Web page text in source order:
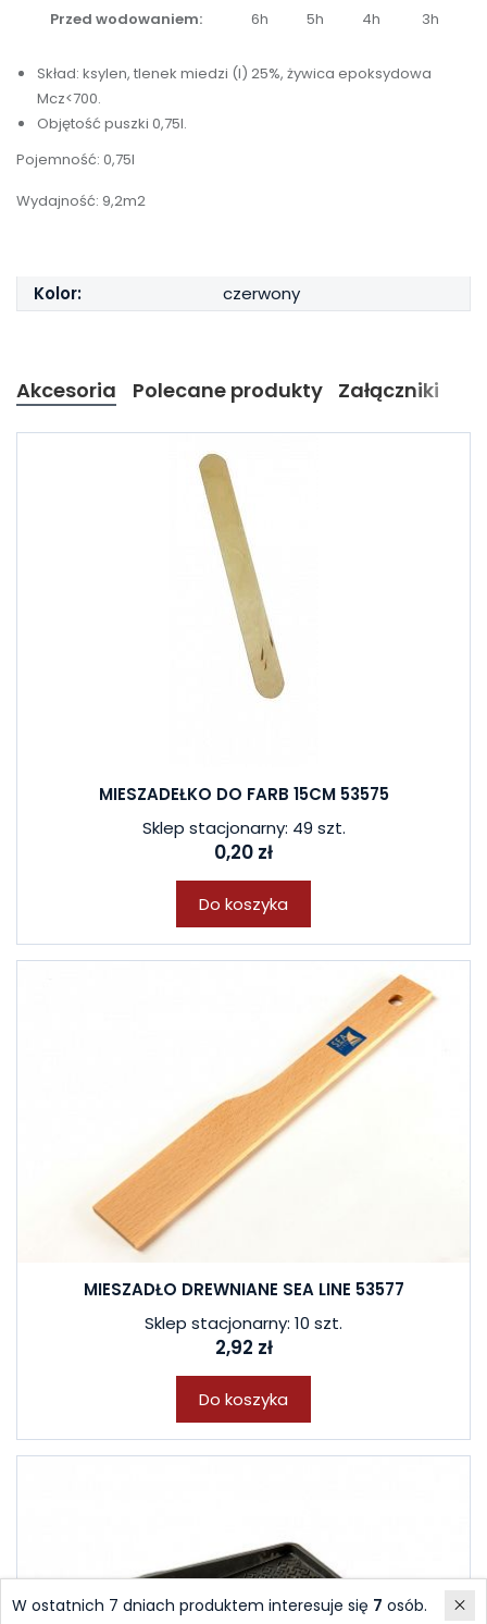
Przed wodowaniem:
6h 5h 4h 3h
Skład: ksylen, tlenek miedzi (I) 25%, żywica epoksydowa
Mcz<700.
Objętość puszki 0,75l.
Pojemność: 0,75l
Wydajność: 9,2m2
Kolor: czerwony
Akcesoria Polecane produkty Załączniki
MIESZADEŁKO DO FARB 15CM 53575
Sklep stacjonarny: 49 szt.
0,20 zł
Do koszyka
MIESZADŁO DREWNIANE SEA LINE 53577
Sklep stacjonarny: 10 szt.
2,92 zł
Do koszyka
W ostatnich 7 dniach produktem interesuje się 7 osób.